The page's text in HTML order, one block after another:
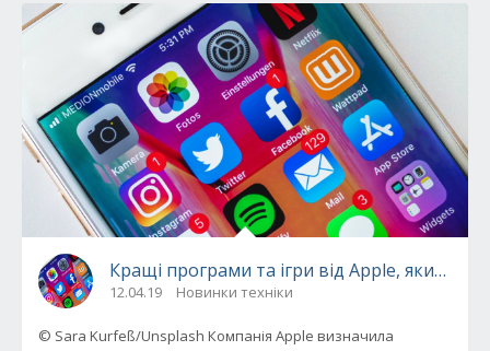
Кращі програми та ігри від Apple, якими
12.04.19 Новинки техніки
© Sara Kurfeß/Unsplash Компанія Apple визначила